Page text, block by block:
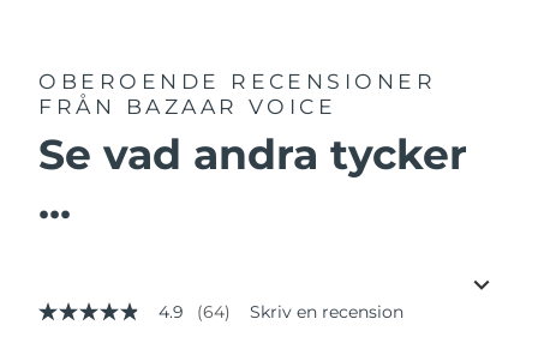
OBEROENDE RECENSIONER
FRÅN BAZAAR VOICE
Se vad andra tycker
...
4.9
4.9 (64) Skriv en recension